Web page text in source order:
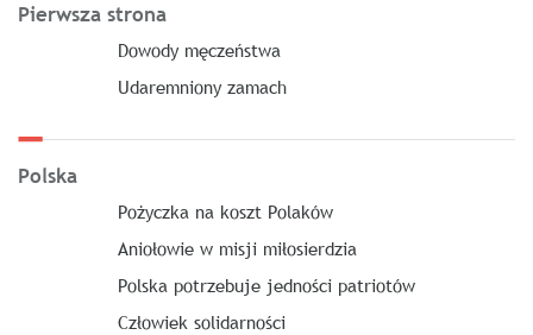
Pierwsza strona
Dowody męczeństwa
Udaremniony zamach
Polska
Pożyczka na koszt Polaków
Aniołowie w misji miłosierdzia
Polska potrzebuje jedności patriotów
Człowiek solidarności